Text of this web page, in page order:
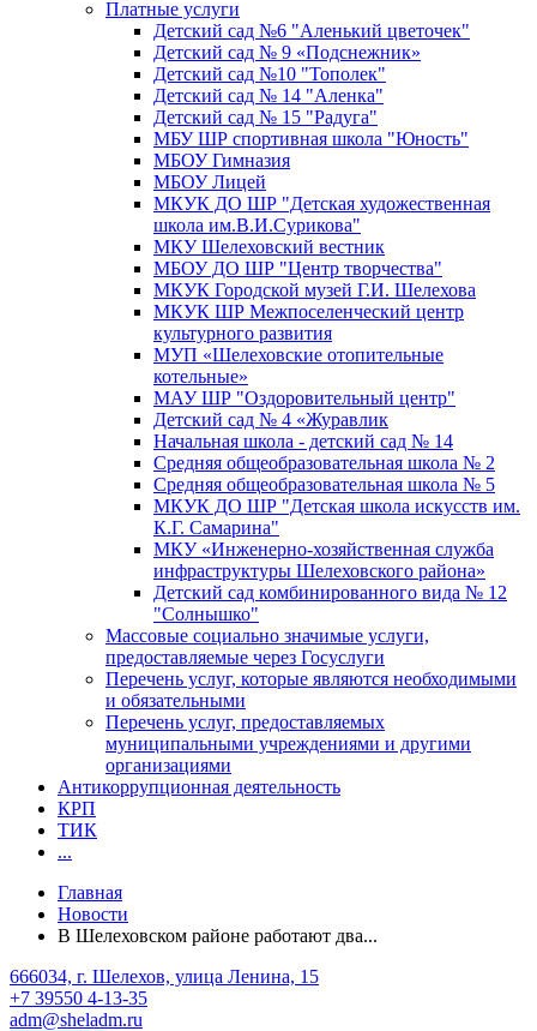
Платные услуги
Детский сад №6 "Аленький цветочек"
Детский сад № 9 «Подснежник»
Детский сад №10 "Тополек"
Детский сад № 14 "Аленка"
Детский сад № 15 "Радуга"
МБУ ШР спортивная школа "Юность"
МБОУ Гимназия
МБОУ Лицей
МКУК ДО ШР "Детская художественная
школа им.В.И.Сурикова"
МКУ Шелеховский вестник
МБОУ ДО ШР "Центр творчества"
МКУК Городской музей Г.И. Шелехова
МКУК ШР Межпоселенческий центр
культурного развития
МУП «Шелеховские отопительные
котельные»
МАУ ШР "Оздоровительный центр"
Детский сад № 4 «Журавлик
Начальная школа - детский сад № 14
Средняя общеобразовательная школа № 2
Средняя общеобразовательная школа № 5
МКУК ДО ШР "Детская школа искусств им.
К.Г. Самарина"
МКУ «Инженерно-хозяйственная служба
инфраструктуры Шелеховского района»
Детский сад комбинированного вида № 12
"Солнышко"
Массовые социально значимые услуги,
предоставляемые через Госуслуги
Перечень услуг, которые являются необходимыми
и обязательными
Перечень услуг, предоставляемых
муниципальными учреждениями и другими
организациями
Антикоррупционная деятельность
КРП
ТИК
...
Главная
Новости
В Шелеховском районе работают два...
666034, г. Шелехов, улица Ленина, 15
+7 39550 4-13-35
adm@sheladm.ru